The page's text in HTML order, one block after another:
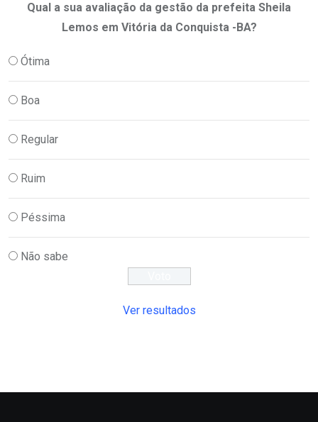
Qual a sua avaliação da gestão da prefeita Sheila
Lemos em Vitória da Conquista -BA?
Ótima
Boa
Regular
Ruim
Péssima
Não sabe
Ver resultados